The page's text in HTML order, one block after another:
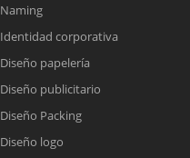
Naming
Identidad corporativa
Diseño papelería
Diseño publicitario
Diseño Packing
Diseño logo